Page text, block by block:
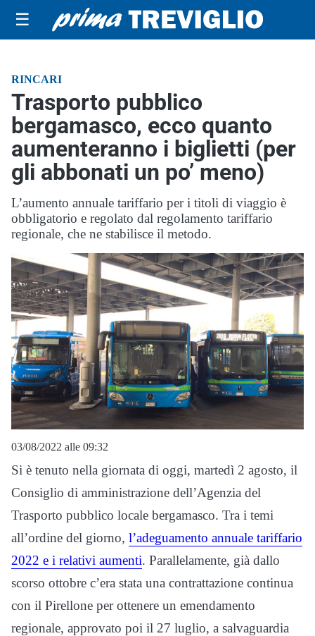
☰
RINCARI
Trasporto pubblico
bergamasco, ecco quanto
aumenteranno i biglietti (per
gli abbonati un po’ meno)
L’aumento annuale tariffario per i titoli di viaggio è
obbligatorio e regolato dal regolamento tariffario
regionale, che ne stabilisce il metodo.
03/08/2022 alle 09:32
Si è tenuto nella giornata di oggi, martedì 2 agosto, il
Consiglio di amministrazione dell’Agenzia del
Trasporto pubblico locale bergamasco. Tra i temi
all’ordine del giorno, l’adeguamento annuale tariffario
2022 e i relativi aumenti. Parallelamente, già dallo
scorso ottobre c’era stata una contrattazione continua
con il Pirellone per ottenere un emendamento
regionale, approvato poi il 27 luglio, a salvaguardia